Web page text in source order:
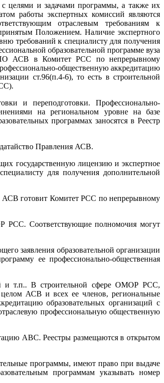
с целями и задачами программы, а также их
работы экспертных комиссий являются
отраслевым требованиям к
Положением. Наличие экспертного
требований к специалисту для получения
образовательной программе вуза
ДПО АСВ в Комитет РСС по непрерывному
общественную аккредитацию
ст.96(п.4-6), то есть в строительной
и переподготовки. Профессионально-
на региональном уровне на базе
программах заносятся в Реестр
Правления АСВ.
государственную лицензию и экспертное
для получения дополнительной
АСВ готовит Комитет РСС по непрерывному
РСС. Соответствующие полномочия могут
заявления образовательной организации
ее профессионально-общественная
и т.п.. В строительной сфере ОМОР РСС,
целом АСВ и всех ее членов, региональные
образовательных организаций с
профессиональную общественную
АВС. Реестры размещаются в открытом
программы, имеют право при выдаче
программам указывать номер